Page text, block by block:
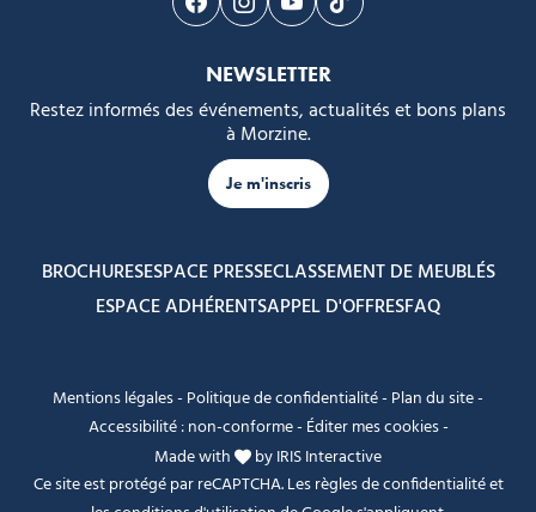
Suivez-nous sur Facebook
Suivez-nous sur Instagram
Suivez-nous sur Youtube
Suivez-nous sur
NEWSLETTER
Restez informés des événements, actualités et bons plans
à Morzine.
Je m'inscris
BROCHURESESPACE PRESSECLASSEMENT DE MEUBLÉS
ESPACE ADHÉRENTSAPPEL D'OFFRESFAQ
Mentions légales- Politique de confidentialité- Plan du site-
Accessibilité : non-conforme- Éditer mes cookies-
Made with
byIRIS Interactive
Ce site est protégé par reCAPTCHA. Lesrègles de confidentialitéet